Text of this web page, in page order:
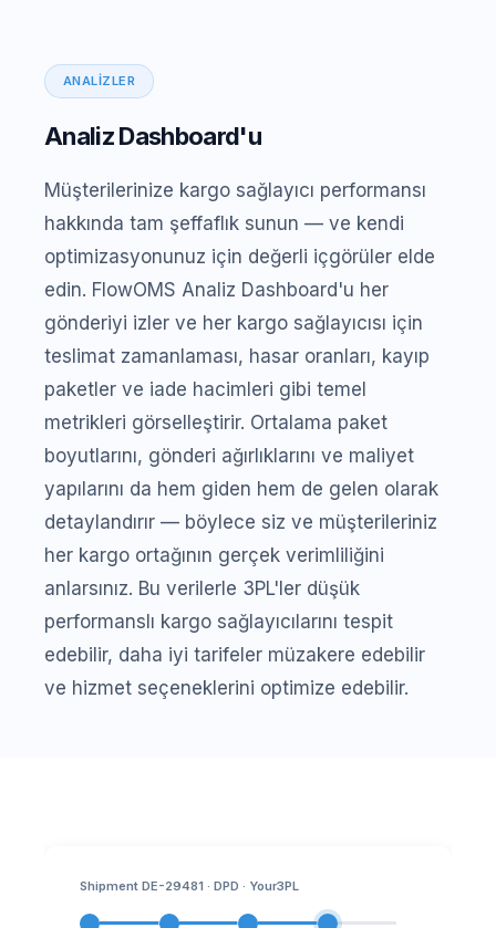
ANALIZLER
Analiz Dashboard'u
Müşterilerinize kargo sağlayıcı performansı
hakkında tam şeffaflık sunun — ve kendi
optimizasyonunuz için değerli içgörüler elde
edin. FlowOMS Analiz Dashboard'u her
gönderiyi izler ve her kargo sağlayıcısı için
teslimat zamanlaması, hasar oranları, kayıp
paketler ve iade hacimleri gibi temel
metrikleri görselleştirir. Ortalama paket
boyutlarını, gönderi ağırlıklarını ve maliyet
yapılarını da hem giden hem de gelen olarak
detaylandırır — böylece siz ve müşterileriniz
her kargo ortağının gerçek verimliliğini
anlarsınız. Bu verilerle 3PL'ler düşük
performanslı kargo sağlayıcılarını tespit
edebilir, daha iyi tarifeler müzakere edebilir
ve hizmet seçeneklerini optimize edebilir.
Shipment DE-29481 · DPD · Your3PL